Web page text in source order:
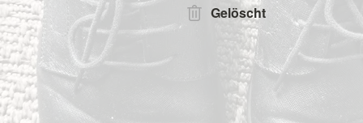
Anzeige aufgeben
Gelöscht